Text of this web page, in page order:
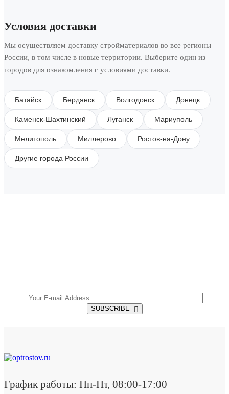
Условия доставки
Мы осуществляем доставку стройматериалов во все регионы
России, в том числе в новые территории. Выберите один из
городов для ознакомления с условиями доставки.
Батайск Бердянск Волгодонск Донецк
Каменск-Шахтинский Луганск Мариуполь
Мелитополь Миллерово Ростов-на-Дону
Другие города России
SUBSCRIBE
График работы: Пн-Пт, 08:00-17:00